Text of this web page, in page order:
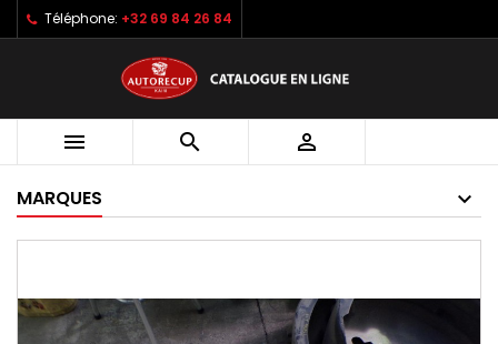
Téléphone: +32 69 84 26 84
  
MARQUES